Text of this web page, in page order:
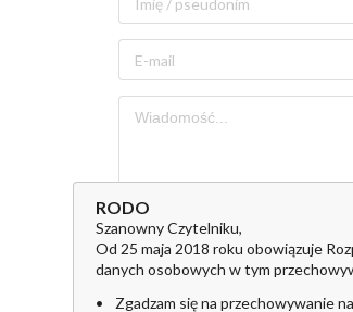
RODO
Szanowny Czytelniku,
Od 25 maja 2018 roku obowiązuje
danych osobowych w tym
Zgadzam się na przechowywanie